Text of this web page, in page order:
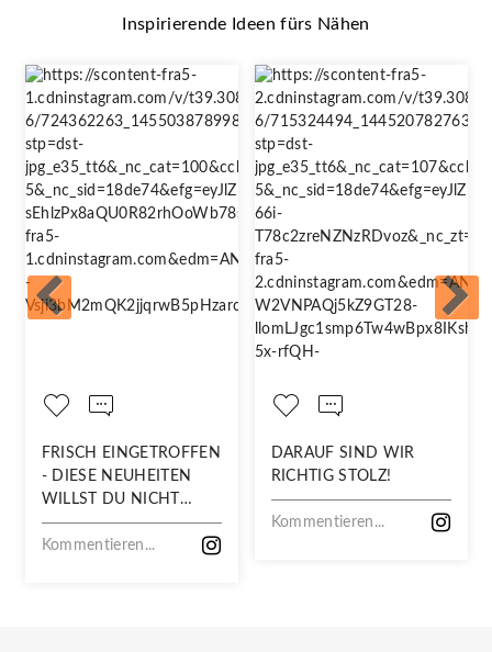
Inspirierende Ideen fürs Nähen
FRISCH EINGETROFFEN
- DIESE NEUHEITEN
WILLST DU NICHT
VERPASSEN!
Kommentieren...
DARAUF SIND WIR
RICHTIG STOLZ!
Kommentieren...